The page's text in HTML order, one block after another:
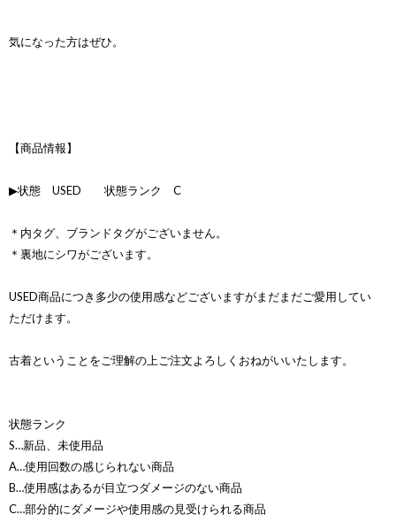
気になった方はぜひ。
【商品情報】
▶状態 USED 状態ランク C
＊内タグ、ブランドタグがございません。
＊裏地にシワがございます。
USED商品につき多少の使用感などございますがまだまだご愛用してい
ただけます。
古着ということをご理解の上ご注文よろしくおねがいいたします。
状態ランク
S…新品、未使用品
A…使用回数の感じられない商品
B…使用感はあるが目立つダメージのない商品
C…部分的にダメージや使用感の見受けられる商品